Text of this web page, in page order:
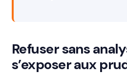
Refuser sans
s’exposer aux